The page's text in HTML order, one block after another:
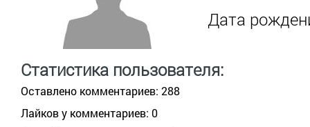
Дата
Статистика пользователя:
Оставлено комментариев: 288
Лайков у комментариев: 0